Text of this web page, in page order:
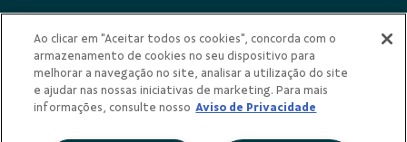
Indícios de Ilicitude
Privacidade
Ao clicar em "Aceitar todos os cookies", concorda com o
armazenamento de cookies no seu dispositivo para
melhorar a navegação no site, analisar a utilização do site
e ajudar nas nossas iniciativas de marketing. Para mais
informações, consulte nosso Aviso de Privacidade